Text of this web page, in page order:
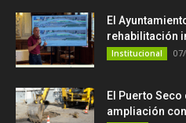
El
rehabilitación
Institucional
El Puerto
ampliación